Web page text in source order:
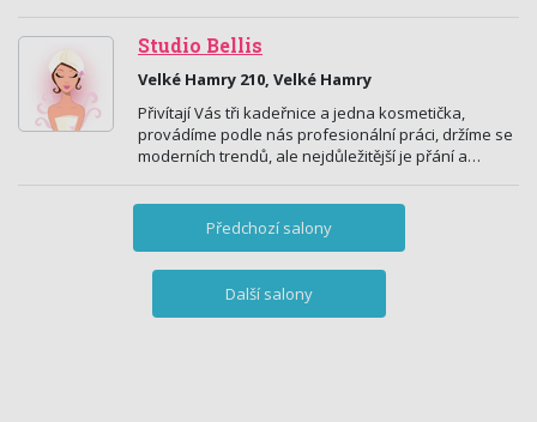
Studio Bellis
Velké Hamry 210, Velké Hamry
Přivítají Vás tři kadeřnice a jedna kosmetička,
provádíme podle nás profesionální práci, držíme se
moderních trendů, ale nejdůležitější je přání a…
Předchozí salony
Další salony